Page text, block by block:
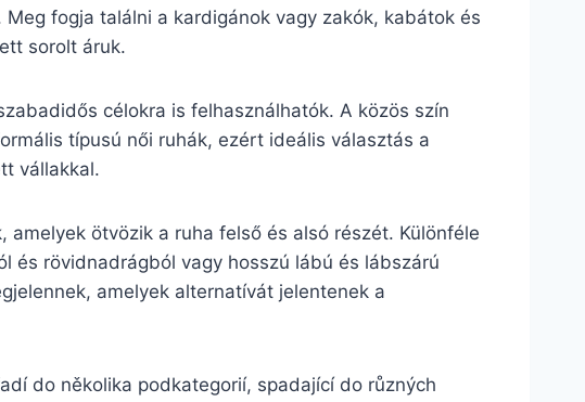
fogja találni a kardigánok vagy zakók, kabátok és
sorolt áruk.
célokra is felhasználhatók. A közös szín
típusú női ruhák, ezért ideális választás a
vállakkal.
ötvözik a ruha felső és alsó részét. Különféle
és rövidnadrágból vagy hosszú lábú és lábszárú
amelyek alternatívát jelentenek a
do několika podkategorií, spadající do různých